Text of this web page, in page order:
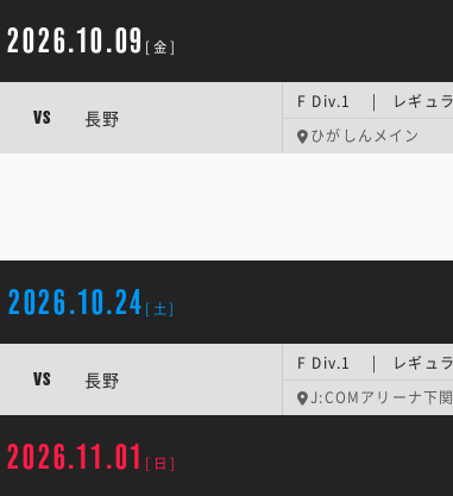
2026.10.09 [金]
VS 長野
F Div.1 | レギュラ
ひがしんメイン
2026.10.24 [土]
VS 長野
F Div.1 | レギュラ
J:COMアリーナ下関
2026.11.01 [日]